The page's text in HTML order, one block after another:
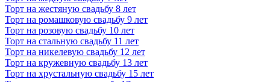
Торт на жестяную свадьбу 8 лет
Торт на ромашковую свадьбу 9 лет
Торт на розовую свадьбу 10 лет
Торт на стальную свадьбу 11 лет
Торт на никелевую свадьбу 12 лет
Торт на кружевную свадьбу 13 лет
Торт на хрустальную свадьбу 15 лет